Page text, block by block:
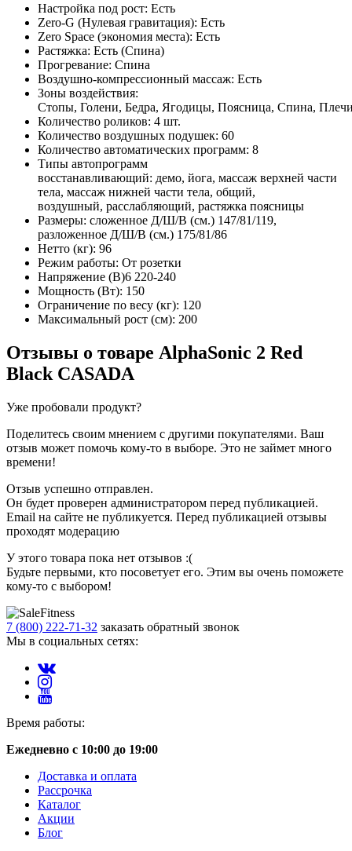
Настройка под рост: Есть
Zero-G (Нулевая гравитация): Есть
Zero Space (экономия места): Есть
Растяжка: Есть (Спина)
Прогревание: Спина
Воздушно-компрессионный массаж: Есть
Зоны воздействия:
Стопы, Голени, Бедра, Ягодицы, Поясница, Спина,
Количество роликов: 4 шт.
Количество воздушных подушек: 60
Количество автоматических программ: 8
Типы автопрограмм
восстанавливающий: демо, йога, массаж верхней части
тела, массаж нижней части тела, общий,
воздушный, расслабляющий, растяжка поясницы
Размеры: сложенное Д/Ш/В (см.) 147/81/119,
разложенное Д/Ш/В (см.) 175/81/86
Нетто (кг): 96
Режим работы: От розетки
Напряжение (В)6 220-240
Мощность (Вт): 150
Ограничение по весу (кг): 120
Максимальный рост (см): 200
Отзывы о товаре AlphaSonic 2 Red
Black CASADA
Уже пробовали продукт?
Поделитесь своим мнением с другими покупателями. Ваш
отзыв может помочь кому-то в выборе. Это не займет много
времени!
Отзыв успешно отправлен.
Он будет проверен администратором перед публикацией.
Email на сайте не публикуется. Перед публикацией отзывы
проходят модерацию
У этого товара пока нет отзывов :(
Будьте первыми, кто посоветует его. Этим вы очень поможете
кому-то с выбором!
7 (800) 222-71-32 заказать обратный звонок
Мы в социальных сетях:
Время работы:
Ежедневно с 10:00 до 19:00
Доставка и оплата
Рассрочка
Каталог
Акции
Блог